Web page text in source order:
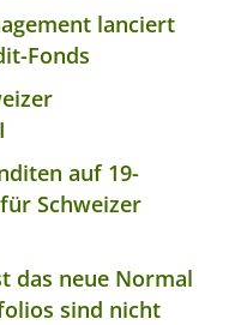
lanciert
Fonds
auf 19-
Schweizer
das neue Normal
sind nicht